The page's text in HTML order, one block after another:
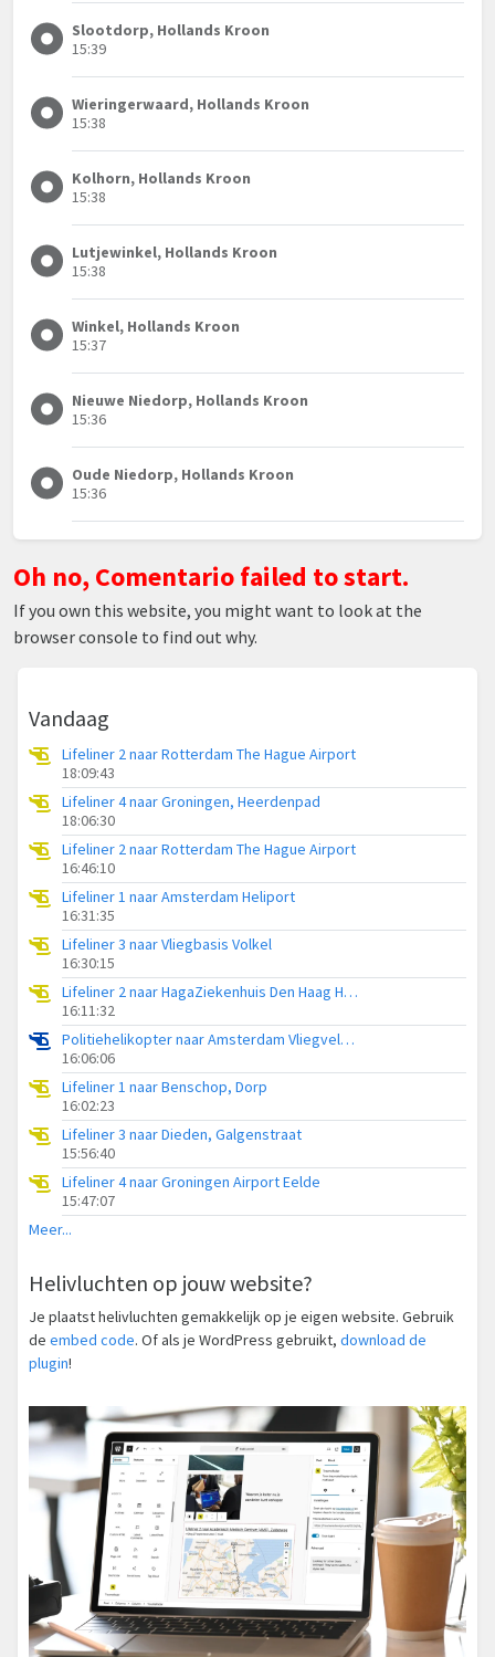
Slootdorp, Hollands Kroon
15:39
Wieringerwaard, Hollands Kroon
15:38
Kolhorn, Hollands Kroon
15:38
Lutjewinkel, Hollands Kroon
15:38
Winkel, Hollands Kroon
15:37
Nieuwe Niedorp, Hollands Kroon
15:36
Oude Niedorp, Hollands Kroon
15:36
Oh no, Comentario failed to start.
If you own this website, you might want to look at the
browser console to find out why.
Vandaag
Lifeliner 2 naar Rotterdam The Hague Airport
18:09:43
Lifeliner 4 naar Groningen, Heerdenpad
18:06:30
Lifeliner 2 naar Rotterdam The Hague Airport
16:46:10
Lifeliner 1 naar Amsterdam Heliport
16:31:35
Lifeliner 3 naar Vliegbasis Volkel
16:30:15
Lifeliner 2 naar HagaZiekenhuis Den Haag Heliport
16:11:32
Politiehelikopter naar Amsterdam Vliegveld Schiphol
16:06:06
Lifeliner 1 naar Benschop, Dorp
16:02:23
Lifeliner 3 naar Dieden, Galgenstraat
15:56:40
Lifeliner 4 naar Groningen Airport Eelde
15:47:07
Meer...
Helivluchten op jouw website?
Je plaatst helivluchten gemakkelijk op je eigen website. Gebruik
de embed code. Of als je WordPress gebruikt, download de
plugin!